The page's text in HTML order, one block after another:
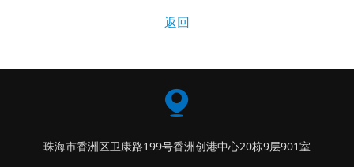
返回
珠海市香洲区卫康路199号香洲创港中心20栋9层901室